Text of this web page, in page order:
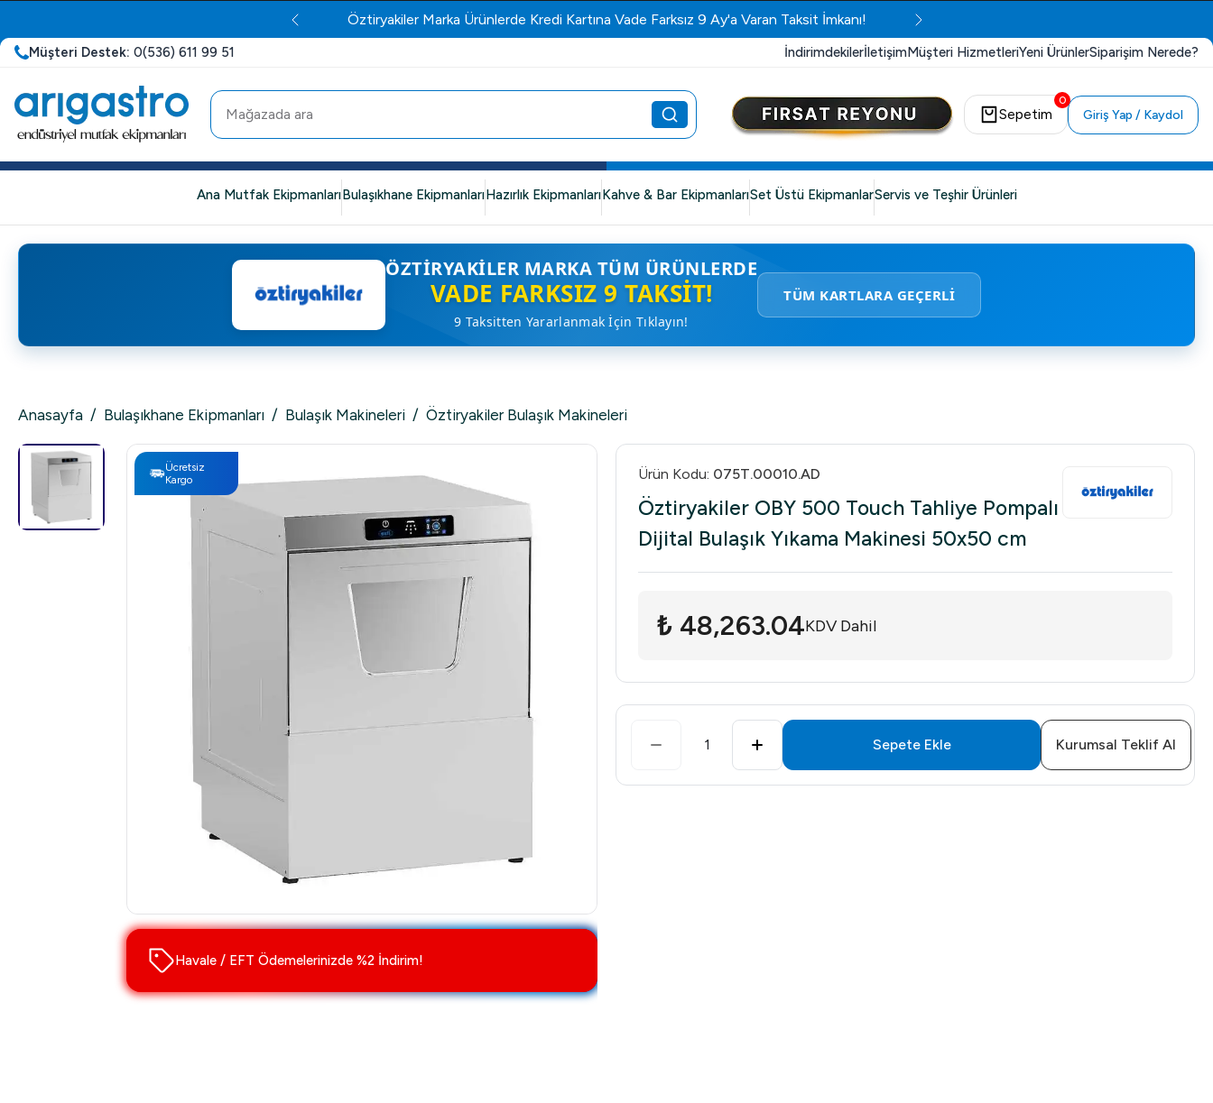
Öztiryakiler Marka Ürünlerde Kredi Kartına Vade Farksız 9 Ay'a Varan Taksit İmkanı!
Müşteri Destek: 0(536) 611 99 51 İndirimdekilerİletişimMüşteri HizmetleriYeni ÜrünlerSiparişim Nerede?
0
Sepetim Giriş Yap / Kaydol
Ana Mutfak EkipmanlarıBulaşıkhane EkipmanlarıHazırlık EkipmanlarıKahve & Bar EkipmanlarıSet Üstü EkipmanlarServis ve Teşhir Ürünleri
ÖZTIRYAKILER MARKA TÜM ÜRÜNLERDE
VADE FARKSIZ 9 TAKSIT!
9 Taksitten Yararlanmak İçin Tıklayın!
TÜM KARTLARA GEÇERLİ
Anasayfa / Bulaşıkhane Ekipmanları / Bulaşık Makineleri / Öztiryakiler Bulaşık Makineleri
Ücretsiz
Kargo
Havale / EFT Ödemelerinizde %2 İndirim!
Ürün Kodu: 075T.00010.AD
Öztiryakiler OBY 500 Touch Tahliye Pompalı
Dijital Bulaşık Yıkama Makinesi 50x50 cm
₺ 48,263.04KDV Dahil
1 Sepete Ekle Kurumsal Teklif Al